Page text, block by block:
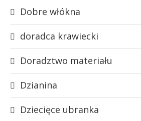
Dobre włókna
doradca krawiecki
Doradztwo materiału
Dzianina
Dziecięce ubranka